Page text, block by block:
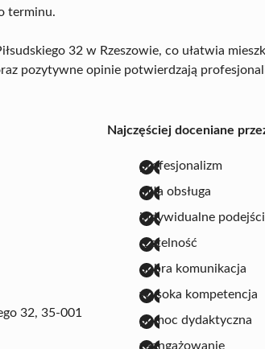
terminu.
32 w Rzeszowie, co ułatwia
pozytywne opinie potwierdzają
32, 35-001
Najczęściej doceniane
profesjonalizm
miła obsługa
indywidualne
rzetelność
dobra komunikacja
wysoka kompetencja
pomoc dydaktyczna
zaangażowanie